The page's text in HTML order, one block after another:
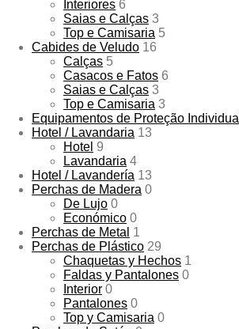
Interiores 6
Saias e Calças 3
Top e Camisaria 5
Cabides de Veludo 16
Calças 5
Casacos e Fatos 6
Saias e Calças 3
Top e Camisaria 3
Equipamentos de Proteção Individual
Hotel / Lavandaria 13
Hotel 9
Lavandaria 4
Hotel / Lavandería 13
Perchas de Madera 0
De Lujo 0
Económico 0
Perchas de Metal 1
Perchas de Plástico 29
Chaquetas y Hechos 1
Faldas y Pantalones 0
Interior 0
Pantalones 0
Top y Camisaria 0